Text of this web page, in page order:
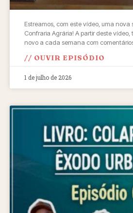
Estreamos, com este vídeo, uma nova
Confraria Agrária! A partir deste vídeo,
novo a cada semana com
// OUVIR EPISÓDIO
1 de julho de 2026